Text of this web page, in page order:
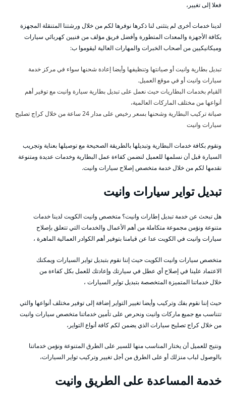
فعلا إلى تغيير،
لدينا خدمات أخرى لم يتثنى لنا ذكرها نوفرها لكم من خلال ورشتنا المتنقلة المجهزة
بكافة الأجهزة والمعدات المتطورة وأفضل فريق مؤلف من فنيين كهربائي سيارات
وميكانيكيين من أصحاب الخبرات والمهارات العالية ليقوموا ب:
تبديل بطارية وانيت أو صيانتها وتنظيفها وأيضا إعادة شحنها سواء في مركز خدمة
سيارات وانيت أو في موقع العميل.
القيام بخدمات البطاريات حيث نعمل على تبديل بطارية سيارة وانيت مع توفير أهم
أنواعها من مختلف الماركات العالمية،
صيانة تركيب البطارية وشحنها بسعر رخيص على مدار 24 ساعة من خلال كراج تصليح
سيارات وانيت
ونقوم بكافة خدمات البطارية وتبديلها بالطريقة الصحيحة مع توصيلها بعناية وتجريب
السيارة قبل أن نسلمها للعميل لنضمن كفاءة عمل البطارية وخدمات عديدة ومتنوعة
نقدمها لكم من خلال خدمة متخصص إصلاح سيارات وانيت.
تبديل تواير سيارات وانيت
هل تبحث عن خدمة تبديل إطارات وانيت؟ متخصص وانيت الكويت لدينا خدمات
متنوعة ونؤمن مجموعة متكاملة من أهم الأعمال والخدمات التي تتعلق بإصلاح
سيارات وانيت في الكويت عدا عن قيامنا بتوفير أهم الكوادر العمالية الماهرة ،
متخصص سيارات وانيت الكويت حيث إننا نقوم بتبديل تواير السيارات ويمكنك
الاعتماد علينا في إصلاح أي عطل في سيارتك وإعادتك للعمل بكل كفاءة من
خلال خدماتنا المتميزة المتخصصة بتبديل تواير السيارات ،
حيث إننا نقوم بفك وتركيب وأيضا تغيير التواير إضافة إلى توفير مختلف أنواعها والتي
تتناسب مع جميع ماركات وانيت ونحرص على تأمين خدماتنا متخصص سيارات وانيت
من خلال كراج تصليح سيارات الذي يضمن لكم كافة أنواع التواير،
ونتيح للعميل أن يختار المناسب منها للسير على الطرق المتنوعة ونؤمن خدماتنا
بالوصول لباب منزلك أو على الطرق من أجل تغيير وتركيب تواير السيارات،
خدمة المساعدة على الطريق وانيت